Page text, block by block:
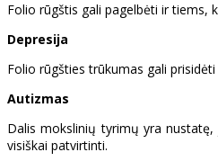
Folio rūgštis gali pagelbėti ir tiems,
Depresija
Folio rūgšties trūkumas gali
Autizmas
Dalis mokslinių tyrimų yra
visiškai patvirtinti.